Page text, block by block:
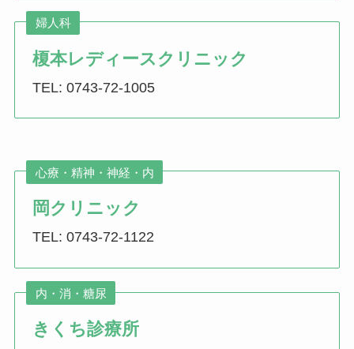
婦人科
榎本レディースクリニック
TEL: 0743-72-1005
心療・精神・神経・内
岡クリニック
TEL: 0743-72-1122
内・消・糖尿
きくち診療所